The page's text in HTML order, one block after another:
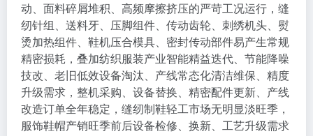
动、面料碎屑堆积、高频摩擦挤压的严苛工况运行，缝
纫针组、送料牙、压脚组件、传动齿轮、刺绣机头、熨
烫加热组件、鞋机压合模具、密封传动部件易产生常规
精密损耗，叠加纺织服装产业智能精益迭代、节能降噪
技改、老旧低效设备淘汰、产线常态化清洁维保、精度
升级需求，整机采购、设备替换、精密配件更新、产线
改造订单全年稳定，缝纫制鞋轻工市场无明显淡旺季，
服饰鞋帽产销旺季前后设备检修、换新、工艺升级需求